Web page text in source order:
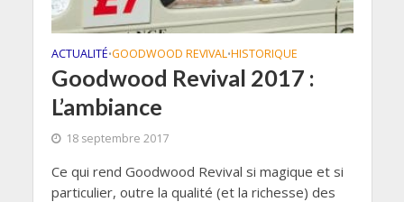
ACTUALITÉ•GOODWOOD REVIVAL•HISTORIQUE
Goodwood Revival 2017 :
L’ambiance
18 septembre 2017
Ce qui rend Goodwood Revival si magique et si
particulier, outre la qualité (et la richesse) des